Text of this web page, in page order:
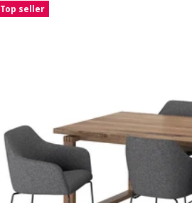
Top seller